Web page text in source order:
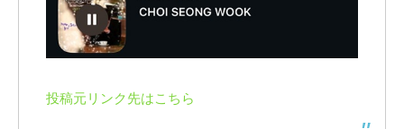
投稿元リンク先はこちら